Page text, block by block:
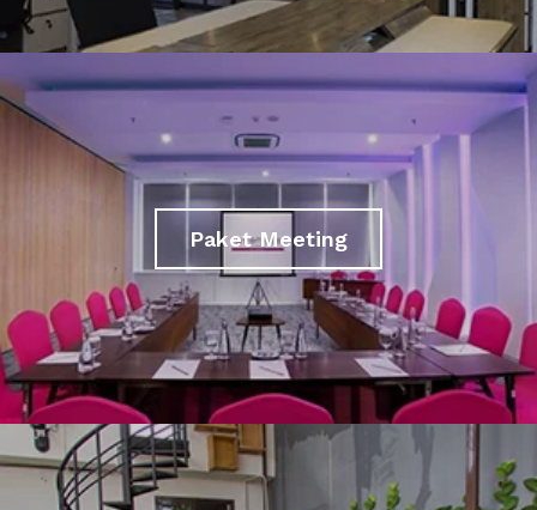
Paket Meeting